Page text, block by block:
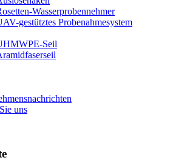
Wasserprobennehmer
gestütztes Probenahmesystem
Seil
uns